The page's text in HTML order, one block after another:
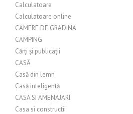
Calculatoare
Calculatoare online
CAMERE DE GRADINA
CAMPING
Cărți și publicații
CASĂ
Casă din lemn
Casă inteligentă
CASA SI AMENAJARI
Casa si constructii